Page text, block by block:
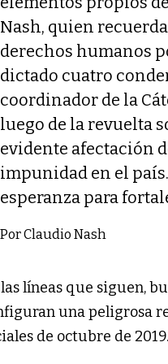
Nash, quien
derechos humanos
dictado cuatro
coordinador de la
luego de la revuelta
evidente afectación
impunidad en el
esperanza para
Por Claudio Nash
líneas que siguen,
una peligrosa
de octubre de 2019.